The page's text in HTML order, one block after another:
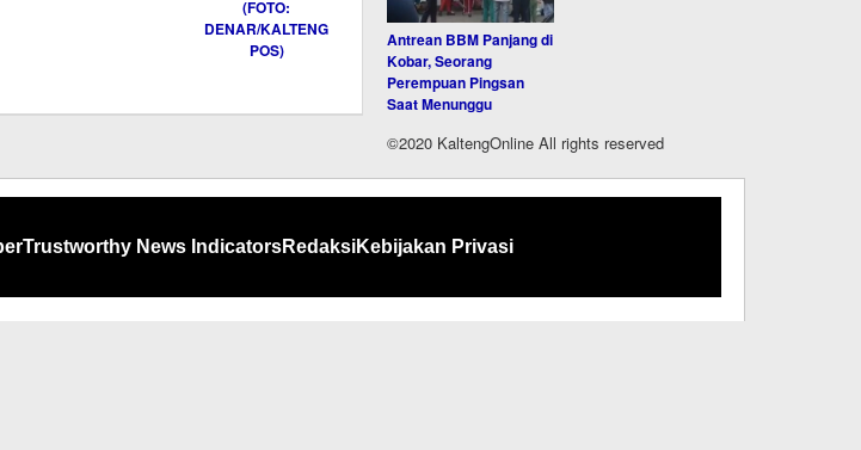
Antrean BBM Panjang di
Kobar, Seorang
Perempuan Pingsan
Saat Menunggu
©2020 KaltengOnline All rights reserved
Trustworthy News IndicatorsRedaksiKebijakan Privasi